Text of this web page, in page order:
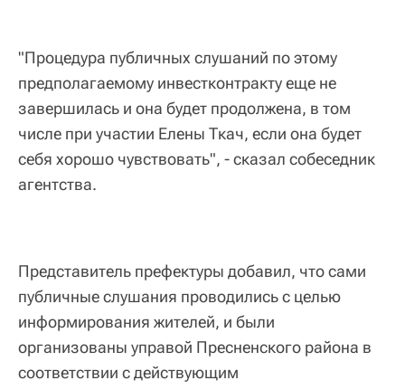
"Процедура публичных слушаний по этому
предполагаемому инвестконтракту еще не
завершилась и она будет продолжена, в том
числе при участии Елены Ткач, если она будет
себя хорошо чувствовать", - сказал собеседник
агентства.
Представитель префектуры добавил, что сами
публичные слушания проводились с целью
информирования жителей, и были
организованы управой Пресненского района в
соответствии с действующим